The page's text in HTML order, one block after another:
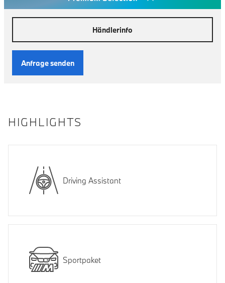
Händlerinfo
Anfrage senden
HIGHLIGHTS
Driving Assistant
Sportpaket